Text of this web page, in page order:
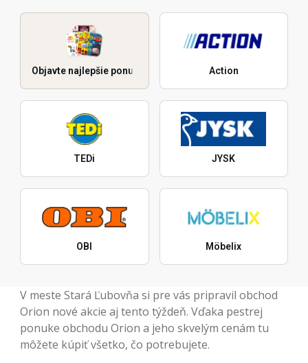
Objavte najlepšie ponuky Action
TEDi JYSK
OBI Möbelix
V meste Stará Ľubovňa si pre vás pripravil obchod
Orion nové akcie aj tento týždeň. Vďaka pestrej
ponuke obchodu Orion a jeho skvelým cenám tu
môžete kúpiť všetko, čo potrebujete.